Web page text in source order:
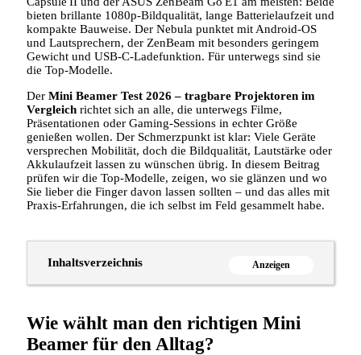
bieten brillante 1080p‑Bildqualität, lange Batterielaufzeit und
kompakte Bauweise. Der Nebula punktet mit Android‑OS
und Lautsprechern, der ZenBeam mit besonders geringem
Gewicht und USB‑C‑Ladefunktion. Für unterwegs sind sie
die Top‑Modelle.
Der Mini Beamer Test 2026 – tragbare Projektoren im
Vergleich richtet sich an alle, die unterwegs Filme,
Präsentationen oder Gaming‑Sessions in echter Größe
genießen wollen. Der Schmerzpunkt ist klar: Viele Geräte
versprechen Mobilität, doch die Bildqualität, Lautstärke oder
Akkulaufzeit lassen zu wünschen übrig. In diesem Beitrag
prüfen wir die Top‑Modelle, zeigen, wo sie glänzen und wo
Sie lieber die Finger davon lassen sollten – und das alles mit
Praxis‑Erfahrungen, die ich selbst im Feld gesammelt habe.
Inhaltsverzeichnis Anzeigen
Wie wählt man den richtigen Mini
Beamer für den Alltag?